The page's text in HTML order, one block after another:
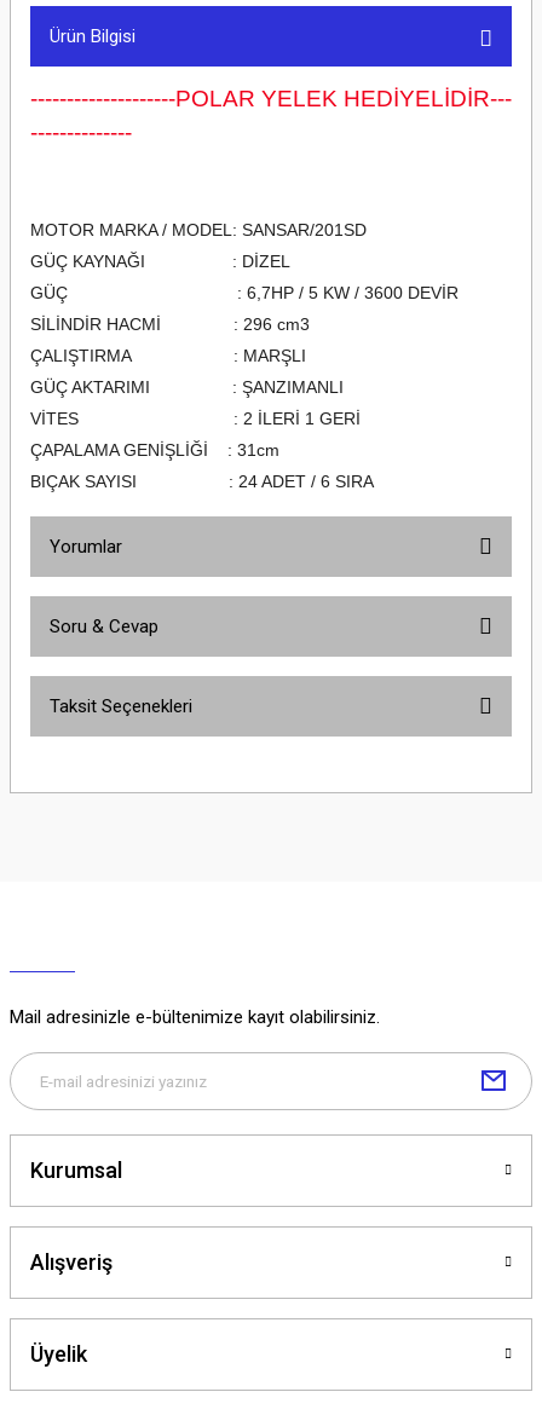
Ürün Bilgisi
--------------------POLAR YELEK HEDİYELİDİR---
--------------
MOTOR MARKA / MODEL: SANSAR/201SD
GÜÇ KAYNAĞI : DİZEL
GÜÇ : 6,7HP / 5 KW / 3600 DEVİR
SİLİNDİR HACMİ : 296 cm3
ÇALIŞTIRMA : MARŞLI
GÜÇ AKTARIMI : ŞANZIMANLI
VİTES : 2 İLERİ 1 GERİ
ÇAPALAMA GENİŞLİĞİ : 31cm
BIÇAK SAYISI : 24 ADET / 6 SIRA
Yorumlar
Soru & Cevap
Soru Sor
Taksit Seçenekleri
Mail adresinizle e-bültenimize kayıt olabilirsiniz.
Kurumsal
Alışveriş
Üyelik